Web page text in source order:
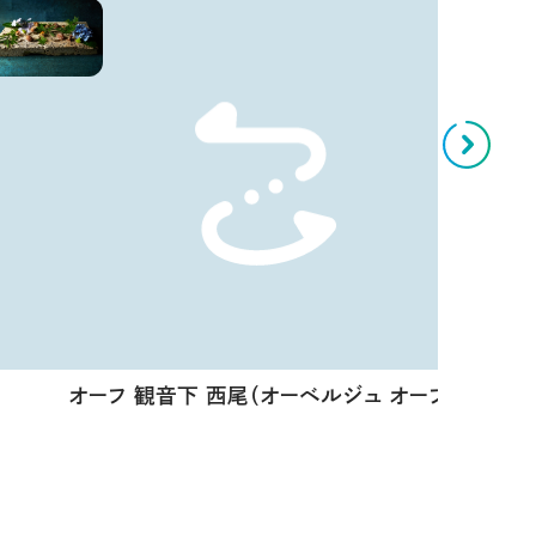
オーフ 観音下 西尾（オーベルジュ オーフ）